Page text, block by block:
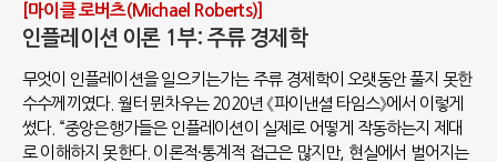
[마이클 로버츠(Michael Roberts)]
인플레이션 이론 1부: 주류 경제학
무엇이 인플레이션을 일으키는가는 주류 경제학이 오랫동안 풀지 못한
수수께끼였다. 월터 뮌차우는 2020년 《파이낸셜 타임스》에서 이렇게
썼다. “중앙은행가들은 인플레이션이 실제로 어떻게 작동하는지 제대
로 이해하지 못한다. 이론적·통계적 접근은 많지만, 현실에서 벌어지는